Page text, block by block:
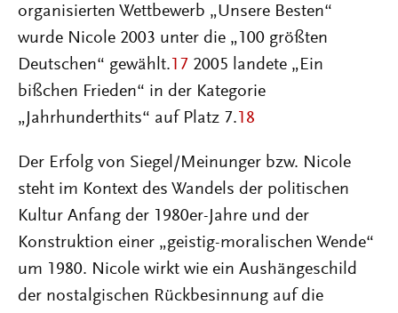
organisierten Wettbewerb „Unsere Besten“
wurde Nicole 2003 unter die „100 größten
Deutschen“ gewählt. 17 2005 landete „Ein
bißchen Frieden“ in der Kategorie
„Jahrhunderthits“ auf Platz 7. 18
Der Erfolg von Siegel/Meinunger bzw. Nicole
steht im Kontext des Wandels der politischen
Kultur Anfang der 1980er-Jahre und der
Konstruktion einer „geistig-moralischen Wende“
um 1980. Nicole wirkt wie ein Aushängeschild
der nostalgischen Rückbesinnung auf die